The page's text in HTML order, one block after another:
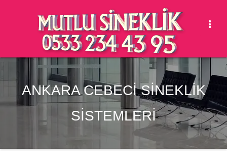
ANKARA CEBECİ SİNEKLİK
SİSTEMLERİ